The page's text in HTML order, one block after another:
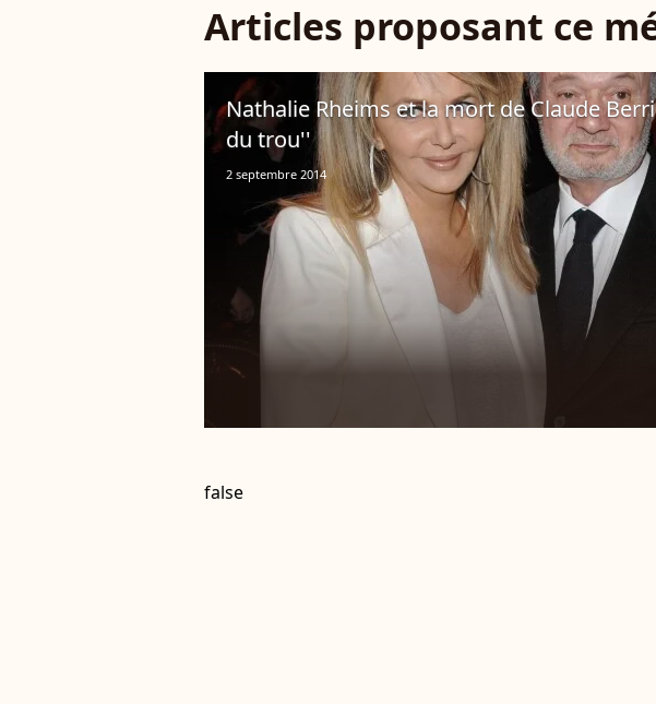
Articles proposant ce
Nathalie Rheims et la mort de Claude
du trou''
2 septembre 2014
false